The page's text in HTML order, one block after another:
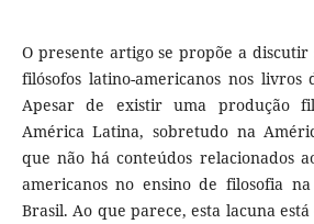
O presente artigo se propõe a discutir
filósofos latino-americanos nos livros
Apesar de existir uma produção
América Latina, sobretudo na
que não há conteúdos relacionados
americanos no ensino de filosofia
Brasil. Ao que parece, esta lacuna